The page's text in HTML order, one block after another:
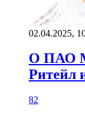
02.04.2025,
О ПАО
Ритейл
82